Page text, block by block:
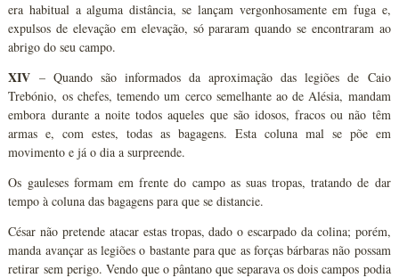
era habitual a alguma distância, se lançam vergonhosamente em fuga e,
expulsos de elevação em elevação, só pararam quando se encontraram ao
abrigo do seu campo.
XIV – Quando são informados da aproximação das legiões de Caio
Trebónio, os chefes, temendo um cerco semelhante ao de Alésia, mandam
embora durante a noite todos aqueles que são idosos, fracos ou não têm
armas e, com estes, todas as bagagens. Esta coluna mal se põe em
movimento e já o dia a surpreende.
Os gauleses formam em frente do campo as suas tropas, tratando de dar
tempo à coluna das bagagens para que se distancie.
César não pretende atacar estas tropas, dado o escarpado da colina; porém,
manda avançar as legiões o bastante para que as forças bárbaras não possam
retirar sem perigo. Vendo que o pântano que separava os dois campos podia